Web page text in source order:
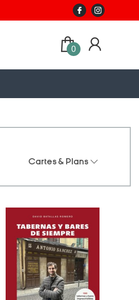
0
Cartes & Plans